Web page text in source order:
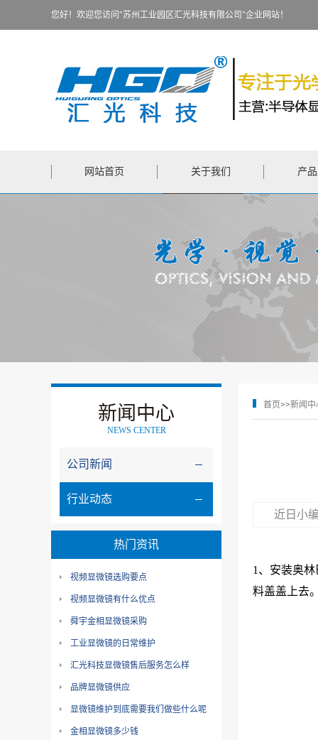
您好！欢迎您访问"苏州工业园区汇光科技有限公司"企业网站！
网站首页 关于我们 产
新闻中心
NEWS CENTER
公司新闻
行业动态
热门资讯
视频显微镜选购要点
视频显微镜有什么优点
舜宇金相显微镜采购
工业显微镜的日常维护
汇光科技显微镜售后服务怎么样
品牌显微镜供应
显微镜维护到底需要我们做些什么呢
金相显微镜多少钱
首页>>新闻中
近日小
1、安装奥林
料盖盖上去